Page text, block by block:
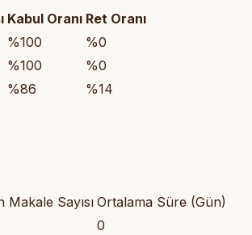
Kabul Oranı Ret Oranı
%100
%0
%100
%0
%86 %14
Makale Sayısı Ortalama Süre (Gün)
0